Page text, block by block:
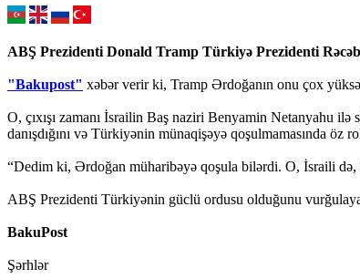
ABŞ Prezidenti Donald Tramp Türkiyə Prezidenti
"Bakupost" xəbər verir ki, Tramp Ərdoğanın onu çox
O, çıxışı zamanı İsrailin Baş naziri Benyamin Netanyahu
danışdığını və Türkiyənin münaqişəyə qoşulmamasında öz
“Dedim ki, Ərdoğan müharibəyə qoşula bilərdi. O, İsraili
ABŞ Prezidenti Türkiyənin güclü ordusu olduğunu
BakuPost
Şərhlər